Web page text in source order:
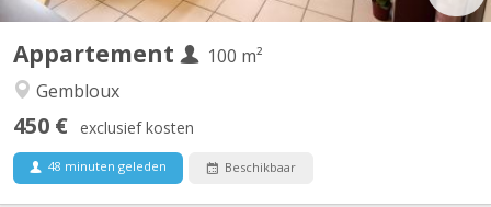
Appartement
100 m²
Gembloux
450 € exclusief kosten
48 minuten geleden Beschikbaar